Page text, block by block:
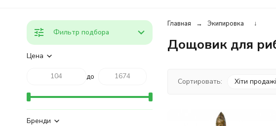
Главная Экипировка ↓
Дощовик для
Сортировать: Хіти
Фильтр подбора
Цена
до
Бренди